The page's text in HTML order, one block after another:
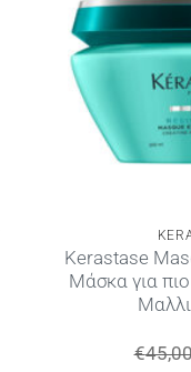
Kerastase
Μάσκα για
€